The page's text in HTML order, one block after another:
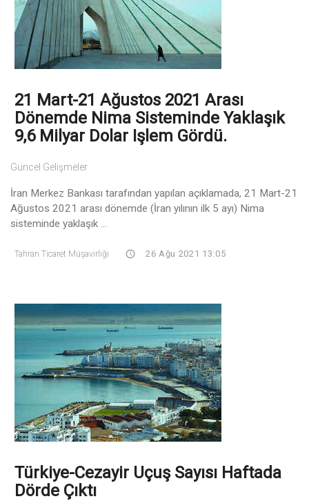
21 Mart-21 Ağustos 2021 Arası
Dönemde Nima Sisteminde Yaklaşık
9,6 Milyar Dolar Işlem Gördü.
Güncel Gelişmeler
İran Merkez Bankası tarafından yapılan açıklamada, 21 Mart-21
Ağustos 2021 arası dönemde (İran yılının ilk 5 ayı) Nima
sisteminde yaklaşık ...
Tahran Ticaret Müşavirliği 26 Ağu 2021 13:05
Türkiye-Cezayir Uçuş Sayısı Haftada
Dörde Çıktı